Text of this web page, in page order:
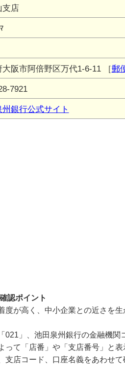
支店
大阪市阿倍野区万代1-6-11 ［郵
7921
銀行公式サイト
認ポイント
度が高く、中小企業との近さを
021」、池田泉州銀行の金融機関
って「店番」や「支店番号」と
支店コード、口座名義をあわせて